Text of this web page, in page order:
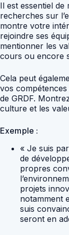
Il est essentiel
recherches sur
montre votre
rejoindre ses
mentionner les
cours ou encore
Cela peut
vos
de GRDF.
culture et les
Exemple :
« Je suis
de
propres
projets
notamment
suis
seront en